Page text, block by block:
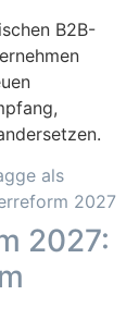
B2B-
2027: